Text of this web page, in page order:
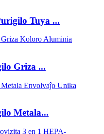
Tuya ...
Griza ...
Metala...